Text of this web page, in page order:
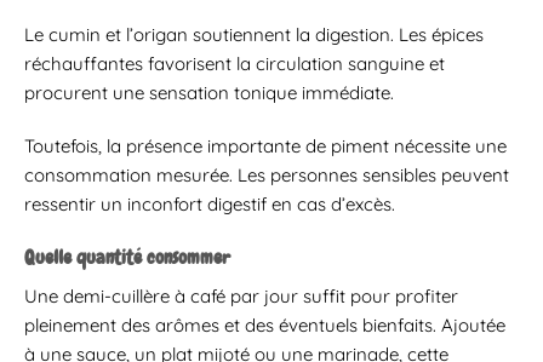
Le cumin et l’origan soutiennent la digestion. Les épices
réchauffantes favorisent la circulation sanguine et
procurent une sensation tonique immédiate.
Toutefois, la présence importante de piment nécessite une
consommation mesurée. Les personnes sensibles peuvent
ressentir un inconfort digestif en cas d’excès.
Quelle quantité consommer
Une demi-cuillère à café par jour suffit pour profiter
pleinement des arômes et des éventuels bienfaits. Ajoutée
à une sauce, un plat mijoté ou une marinade, cette